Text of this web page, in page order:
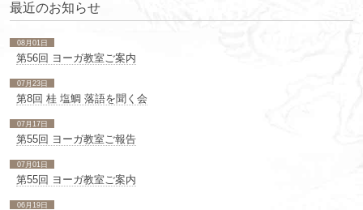
最近のお知らせ
08月01日
第56回 ヨーガ教室ご案内
07月23日
第8回 桂 塩鯛 落語を聞く会
07月17日
第55回 ヨーガ教室ご報告
07月01日
第55回 ヨーガ教室ご案内
06月19日